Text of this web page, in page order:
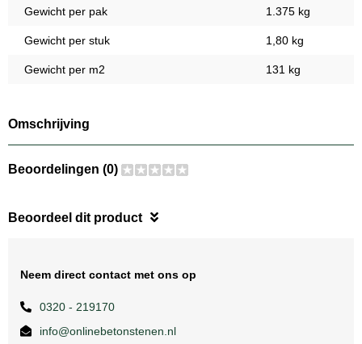
Gewicht per pak 1.375 kg
Gewicht per stuk 1,80 kg
Gewicht per m2 131 kg
Omschrijving
Beoordelingen (0)
Beoordeel dit product
Neem direct contact met ons op
0320 - 219170
info@onlinebetonstenen.nl